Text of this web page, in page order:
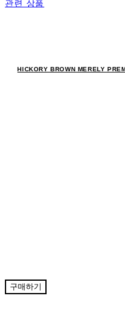
관련 상품
HICKORY BROWN MERELY
구매하기